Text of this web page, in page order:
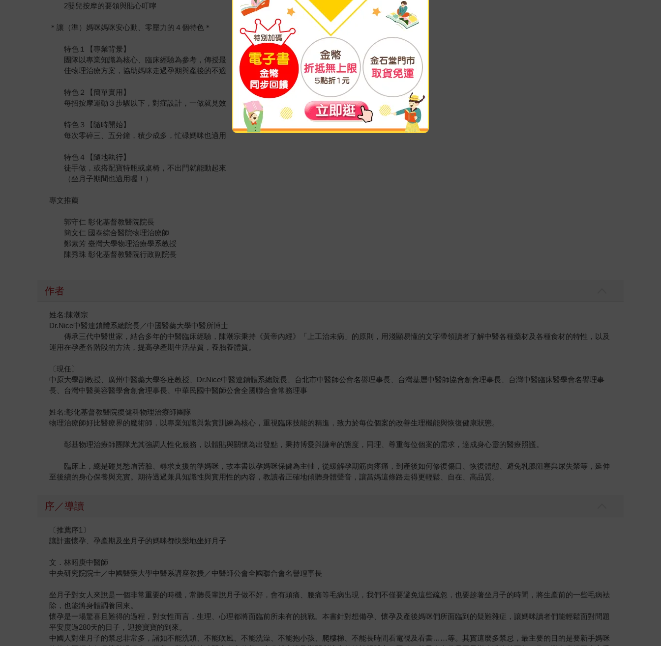
2嬰兒按摩的要領與貼心叮嚀
＊讓（準）媽咪媽咪安心動、零壓力的４個特色＊
特色１【專業背景】
團隊以專業知識為核心、臨床經驗為參考，傳授最
佳物理治療方案，協助媽咪走過孕期與產後的不適
特色２【簡單實用】
每招按摩運動３步驟以下，對症設計，一做就見效
特色３【隨時開始】
每次零碎三、五分鐘，積少成多，忙碌媽咪也適用
特色４【隨地執行】
徒手做，或搭配寶特瓶或桌椅，不出門就能動起來
（坐月子期間也適用喔！）
專文推薦
郭守仁 彰化基督教醫院院長
簡文仁 國泰綜合醫院物理治療師
鄭素芳 臺灣大學物理治療學系教授
陳秀珠 彰化基督教醫院行政副院長
作者
姓名:陳潮宗
Dr.Nice中醫連鎖體系總院長／中國醫藥大學中醫所博士
傳承三代中醫世家，結合多年的中醫臨床經驗，陳潮宗秉持《黃帝內經》「上工治未病」的原則，用淺顯易懂的文字帶領讀者了解中醫各種藥材及各種食材的特性，以及
運用在孕產各階段的方法，提高孕產期生活品質，養胎養體質。
〔現任〕
中原大學副教授、廣州中醫藥大學客座教授、Dr.Nice中醫連鎖體系總院長、台北市中醫師公會名譽理事長、台灣基層中醫師協會創會理事長、台灣中醫臨床醫學會名譽理事
長、台灣中醫美容醫學會創會理事長、中華民國中醫師公會全國聯合會常務理事
姓名:彰化基督教醫院復健科物理治療師團隊
物理治療師好比醫療界的魔術師，以專業知識與紮實訓練為核心，重視臨床技能的精進，致力於每位個案的改善生理機能與恢復健康狀態。
彰基物理治療師團隊尤其強調人性化服務，以體貼與關懷為出發點，秉持博愛與謙卑的態度，同理、尊重每位個案的需求，達成身心靈的醫療照護。
臨床上，總是碰見愁眉苦臉、尋求支援的準媽咪，故本書以孕媽咪保健為主軸，從緩解孕期筋肉疼痛，到產後如何修復傷口、恢復體態、避免乳腺阻塞與尿失禁等，延伸
至後續的身心保養與充實。期待透過兼具知識性與實用性的內容，教讀者正確地傾聽身體聲音，讓當媽這條路走得更輕鬆、自在、高品質。
序／導讀
〔推薦序1〕
讓計畫懷孕、孕產期及坐月子的媽咪都快樂地坐好月子
文．林昭庚中醫師
中央研究院院士／中國醫藥大學中醫系講座教授／中醫師公會全國聯合會名譽理事長
坐月子對女人來說是一個非常重要的時機，常聽長輩說月子做不好，會有頭痛、腰痛等毛病出現，我們不僅要避免這些疏忽，也要趁著坐月子的時間，將生產前的一些毛病袪
除，也能將身體調養回來。
懷孕是一場驚喜且難得的過程，對女性而言，生理、心理都將面臨前所未有的挑戰。本書針對想備孕、懷孕及產後媽咪們所面臨到的疑難雜症，讓媽咪讀者們能輕鬆面對問題
平安度過280天的日子，迎接寶寶的到來。
中國人對坐月子的禁忌非常多，諸如不能洗頭、不能吹風、不能洗澡、不能抱小孩、爬樓梯、不能長時間看電視及看書……等。其實這麼多禁忌，最主要的目的是要新手媽咪